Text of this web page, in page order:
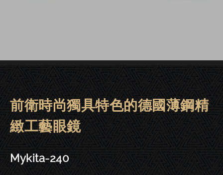
Mykita眼鏡 | 大安－Mykita-240
前衛時尚獨具特色的德國薄鋼精
緻工藝眼鏡
Mykita-240